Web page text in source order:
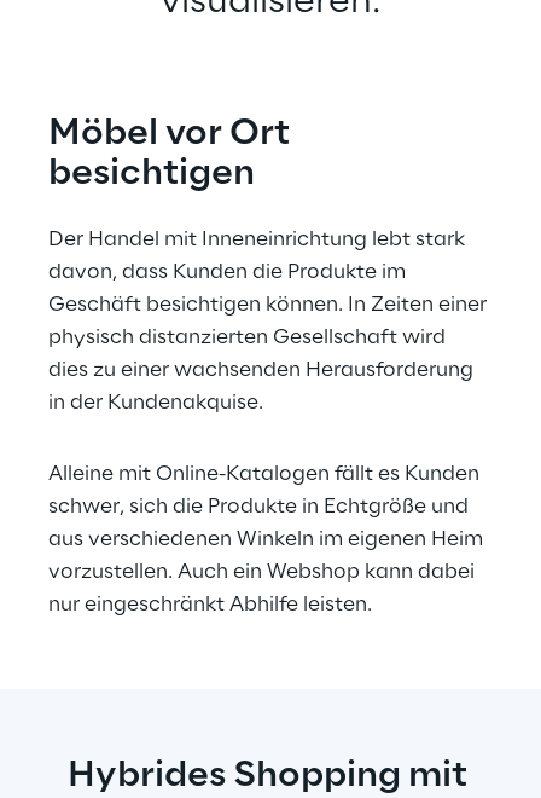
Möbel vor Ort
besichtigen
Der Handel mit Inneneinrichtung lebt stark
davon, dass Kunden die Produkte im
Geschäft besichtigen können. In Zeiten einer
physisch distanzierten Gesellschaft wird
dies zu einer wachsenden Herausforderung
in der Kundenakquise.
Alleine mit Online-Katalogen fällt es Kunden
schwer, sich die Produkte in Echtgröße und
aus verschiedenen Winkeln im eigenen Heim
vorzustellen. Auch ein Webshop kann dabei
nur eingeschränkt Abhilfe leisten.
Hybrides Shopping mit